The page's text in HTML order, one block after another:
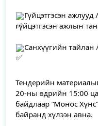
Гүйцэтгэсэн
гүйцэтгэсэн ажлын
Санхүүгийн
Тендерийн
20-ны өдрийн 15:00
байдлаар “Монос
байранд хүлээн авна.